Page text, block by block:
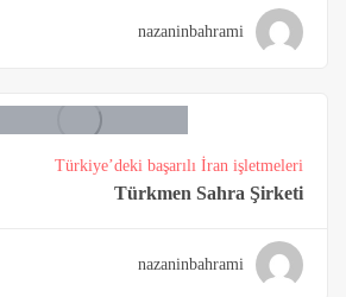
nazaninbahrami
Türkiye’deki başarılı İran işletmeleri
Türkmen Sahra Şirketi
nazaninbahrami